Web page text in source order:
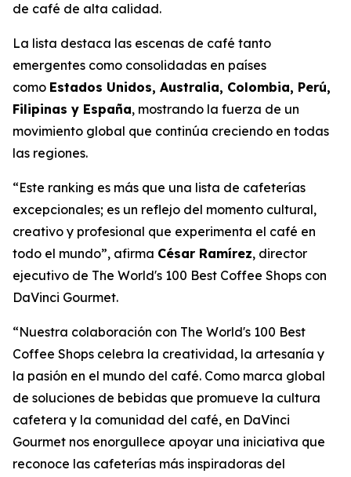
de café de alta calidad.
La lista destaca las escenas de café tanto
emergentes como consolidadas en países
como Estados Unidos, Australia, Colombia, Perú,
Filipinas y España, mostrando la fuerza de un
movimiento global que continúa creciendo en todas
las regiones.
“Este ranking es más que una lista de cafeterías
excepcionales; es un reflejo del momento cultural,
creativo y profesional que experimenta el café en
todo el mundo”, afirma César Ramírez, director
ejecutivo de The World's 100 Best Coffee Shops con
DaVinci Gourmet.
“Nuestra colaboración con The World's 100 Best
Coffee Shops celebra la creatividad, la artesanía y
la pasión en el mundo del café. Como marca global
de soluciones de bebidas que promueve la cultura
cafetera y la comunidad del café, en DaVinci
Gourmet nos enorgullece apoyar una iniciativa que
reconoce las cafeterías más inspiradoras del